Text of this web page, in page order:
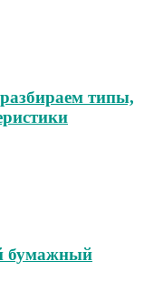
типы,
бумажный